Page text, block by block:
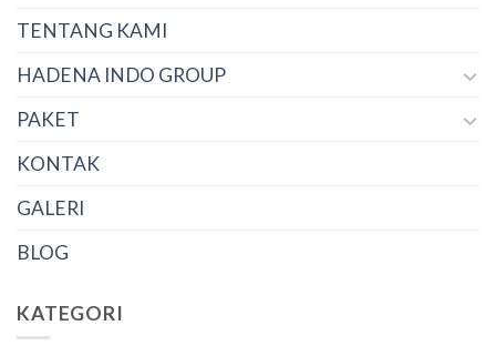
TENTANG KAMI
HADENA INDO GROUP
PAKET
KONTAK
GALERI
BLOG
KATEGORI